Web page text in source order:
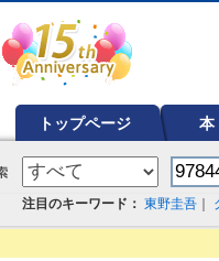
トップページ 本
注目のキーワード： 東野圭吾